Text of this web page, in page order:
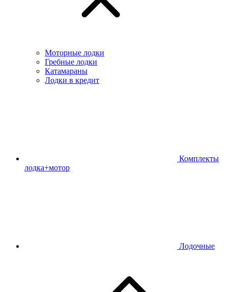
Моторные лодки
Гребные лодки
Катамараны
Лодки в кредит
Комплекты
лодка+мотор
Лодочные